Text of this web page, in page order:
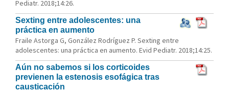
Pediatr. 2018;14:26.
Sexting entre adolescentes: una
práctica en aumento
Fraile Astorga G, González Rodríguez P. Sexting entre
adolescentes: una práctica en aumento. Evid Pediatr. 2018;14:25.
Aún no sabemos si los corticoides
previenen la estenosis esofágica tras
causticación